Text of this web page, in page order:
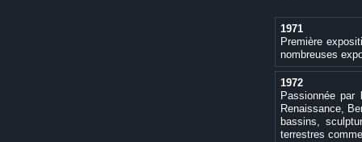
1971
Première
nombreuses
1972
Passionnée
Renaissance,
bassins,
terrestres